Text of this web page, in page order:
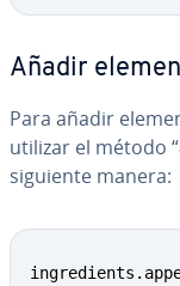
Añadir
Para añadir
utilizar el método “
siguiente manera: